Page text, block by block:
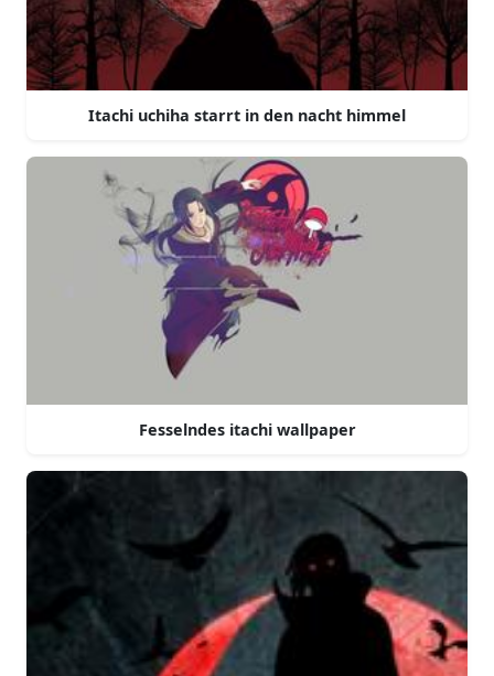
Itachi uchiha starrt in den nacht himmel
Fesselndes itachi wallpaper